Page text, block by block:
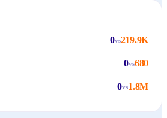
0vs219.9K
0vs680
0vs1.8M